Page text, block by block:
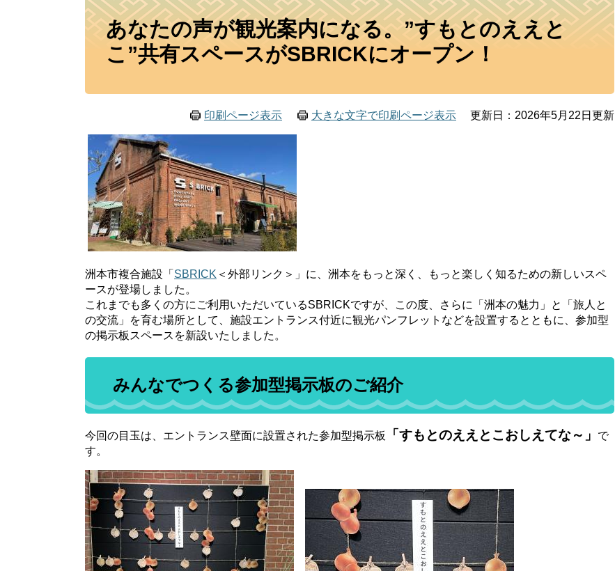
本
あなたの声が観光案内になる。”すもとのええと
こ”共有スペースがSBRICKにオープン！
印刷ページ表示 大きな文字で印刷ページ表示 更新日：2026年5月22日更新
洲本市複合施設「 SBRICK ＜外部リンク＞ 」に、洲本をもっと深く、もっと楽しく知るための新しいスペ
ースが登場しました。
これまでも多くの方にご利用いただいているSBRICKですが、この度、さらに「洲本の魅力」と「旅人と
の交流」を育む場所として、施設エントランス付近に観光パンフレットなどを設置するとともに、参加型
の掲示板スペースを新設いたしました。
みんなでつくる参加型掲示板​のご紹介
今回の目玉は、エントランス壁面に設置された参加型掲示板 「すもとのええとこおしえてな～」
で
す。